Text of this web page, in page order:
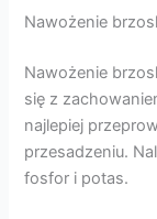
Nawożenie
Nawożenie
się z
najlepiej
przesadzeniu.
fosfor i potas.